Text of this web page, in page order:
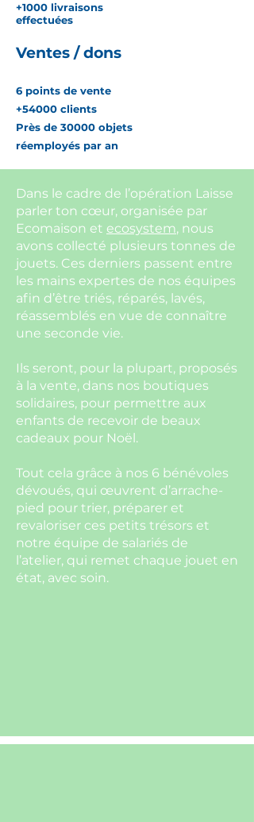
+1000 livraisons
effectuées
Ventes / dons
6 points de vente
+54000 clients
Près de 30000 objets
réemployés par an
Dans le cadre de l’opération Laisse
parler ton cœur, organisée par
Ecomaison et ecosystem, nous
avons collecté plusieurs tonnes de
jouets. Ces derniers passent entre
les mains expertes de nos équipes
afin d’être triés, réparés, lavés,
réassemblés en vue de connaître
une seconde vie.
Ils seront, pour la plupart, proposés
à la vente, dans nos boutiques
solidaires, pour permettre aux
enfants de recevoir de beaux
cadeaux pour Noël.
Tout cela grâce à nos 6 bénévoles
dévoués, qui œuvrent d’arrache-
pied pour trier, préparer et
revaloriser ces petits trésors et
notre équipe de salariés de
l’atelier, qui remet chaque jouet en
état, avec soin.